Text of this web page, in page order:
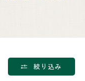
、狭い国土面積の中で
が特徴です。
絞り込み